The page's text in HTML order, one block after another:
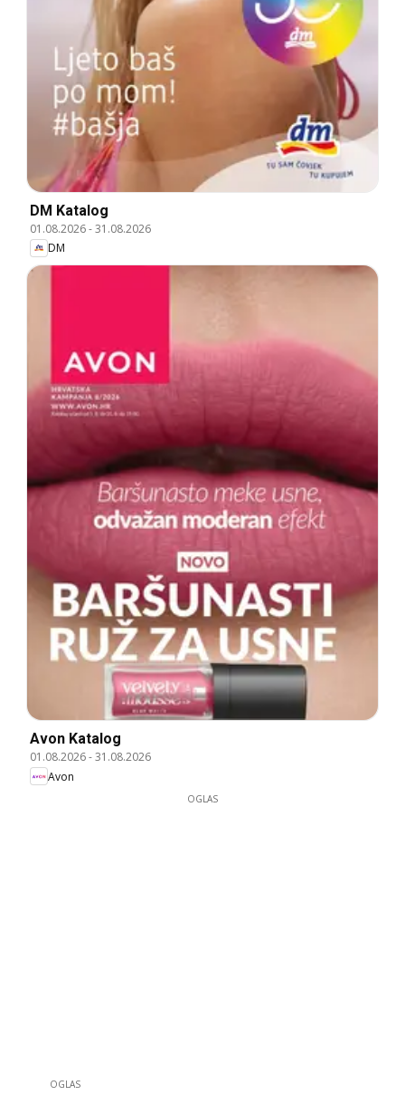
DM Katalog
01.08.2026-31.08.2026
DM
Avon Katalog
01.08.2026-31.08.2026
Avon
OGLAS
OGLAS